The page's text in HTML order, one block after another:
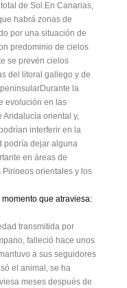
de Sol.En Canarias,
habrá zonas de
por una situación de
predominio de cielos
se prevén cielos
del litoral gallego y de
la
evolución en las
Andalucía oriental y,
interferir en la
podría dejar alguna
en áreas de
orientales y los
que atraviesa:
transmitida por
falleció hace unos
a sus seguidores
el animal, se ha
meses después de